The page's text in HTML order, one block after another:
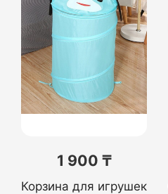
1 900 ₸
Корзина для игрушек